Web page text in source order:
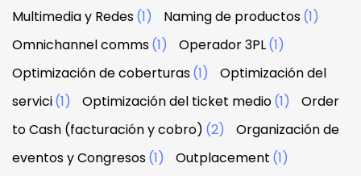
Multimedia y Redes(1) Naming de productos(1)
Omnichannel comms(1) Operador 3PL(1)
Optimización de coberturas(1)
Optimización del
servici(1) Optimización del ticket medio(1)
Order
to Cash (facturación y cobro) (2)
Organización de
eventos y Congresos(1) Outplacement (1)